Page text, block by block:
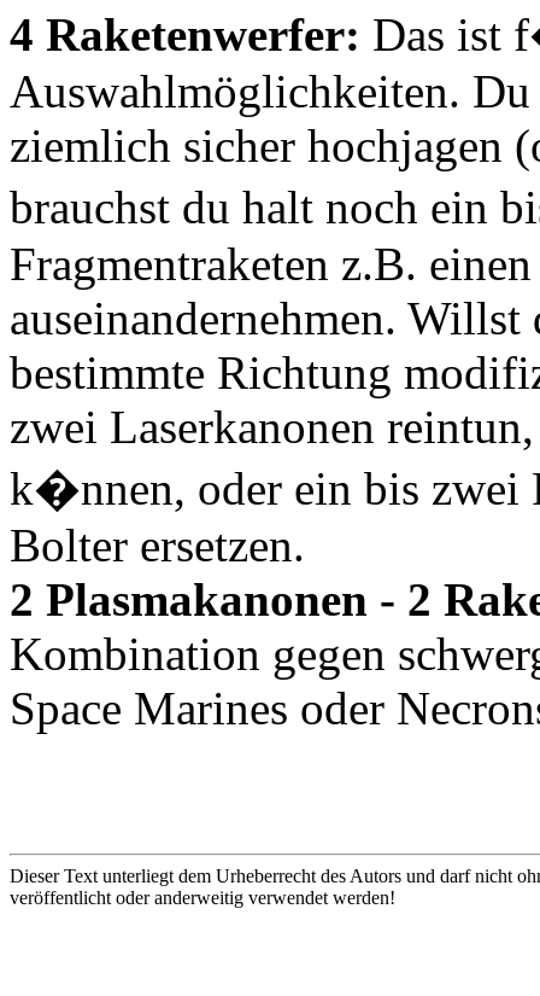
4 Raketenwerfer: Das ist
Auswahlmöglichkeiten. Du
ziemlich sicher hochjagen
brauchst du halt noch ein
Fragmentraketen z.B.
auseinandernehmen.
bestimmte Richtung
zwei Laserkanonen
k�nnen, oder ein bis zwei
Bolter ersetzen.
2 Plasmakanonen - 2
Kombination gegen
Space Marines oder
Dieser Text unterliegt dem Urheberrecht des Autors und darf nicht
veröffentlicht oder anderweitig verwendet werden!